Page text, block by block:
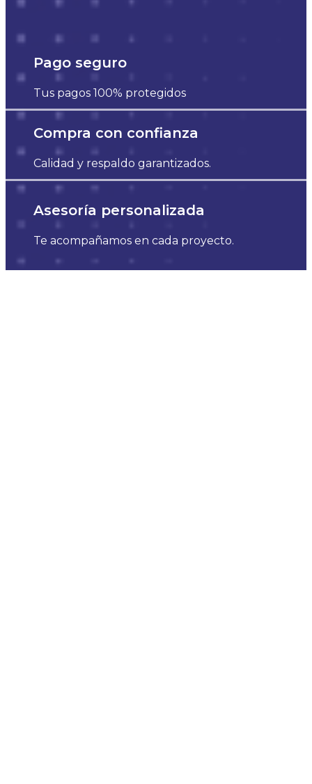
Pago seguro
Tus pagos 100% protegidos
Compra con confianza
Calidad y respaldo garantizados.
Asesoría personalizada
Te acompañamos en cada proyecto.